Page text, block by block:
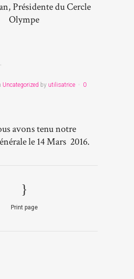
Présidente du Cercle
Olympe
Uncategorized by utilisatrice
0
avons tenu notre
le 14 Mars 2016.
Print page